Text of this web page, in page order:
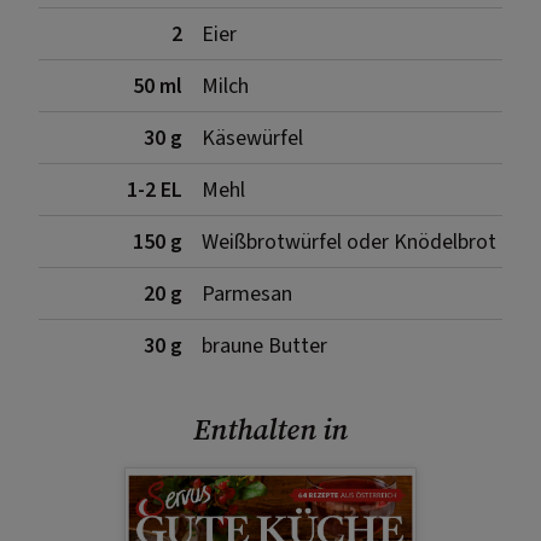
2
Eier
50 ml
Milch
30 g
Käsewürfel
1-2 EL
Mehl
150 g
Weißbrotwürfel oder Knödelbrot
20 g
Parmesan
30 g
braune Butter
Enthalten in